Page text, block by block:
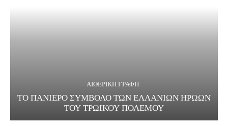
ΑΙΘΕΡΙΚΗ ΓΡΑΦΗ
ΤΟ ΠΑΝΙΕΡΟ ΣΥΜΒΟΛΟ ΤΩΝ ΕΛΛΑΝΙΩΝ ΗΡΩΩΝ
ΤΟΥ ΤΡΩΙΚΟΥ ΠΟΛΕΜΟΥ